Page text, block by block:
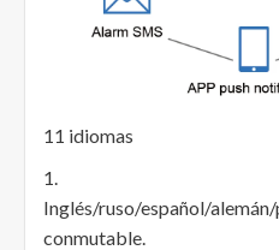
11 idiomas
1.
Inglés/ruso/español/
conmutable.